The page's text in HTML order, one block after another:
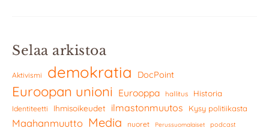
Selaa arkistoa
Aktivismi demokratia DocPoint
Euroopan unioni Eurooppa hallitus Historia
Identiteetti Ihmisoikeudet ilmastonmuutos Kysy politiikasta
Maahanmuutto Media nuoret Perussuomalaiset podcast